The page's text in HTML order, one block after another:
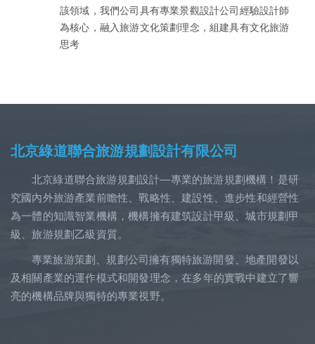
該領域，我們公司具有專業景觀設計公司經驗設計師
為核心，融入旅游文化策劃理念，組建具有文化旅游
思考
北京綠道聯合旅游規劃設計有限公司
北京綠道聯合旅游規劃設計—專業的旅游規劃機構！是研
究國內外旅游產業前瞻性、戰略性、建設性、進步性和經營性
為一體的知識智業機構，機構擁有建筑設計甲級、城市規劃甲
級、旅游規劃乙級資質。
專業旅游策劃、規劃公司擁有獨特旅游開發、地產開發以
及相關產業的運作模式和開發理念，在多年的實戰中建立了響
亮的機構品牌與獨特的專業視野。